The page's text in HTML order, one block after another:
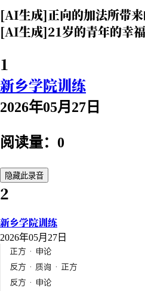
[AI生成]正向的加法所带
[AI生成]21岁的青年的幸
1
新乡学院训练
2026年05月27日
阅读量：0
隐藏此录音
2
新乡学院训练
2026年05月27日
正方 · 申论
反方 · 质询 · 正方
反方 · 申论